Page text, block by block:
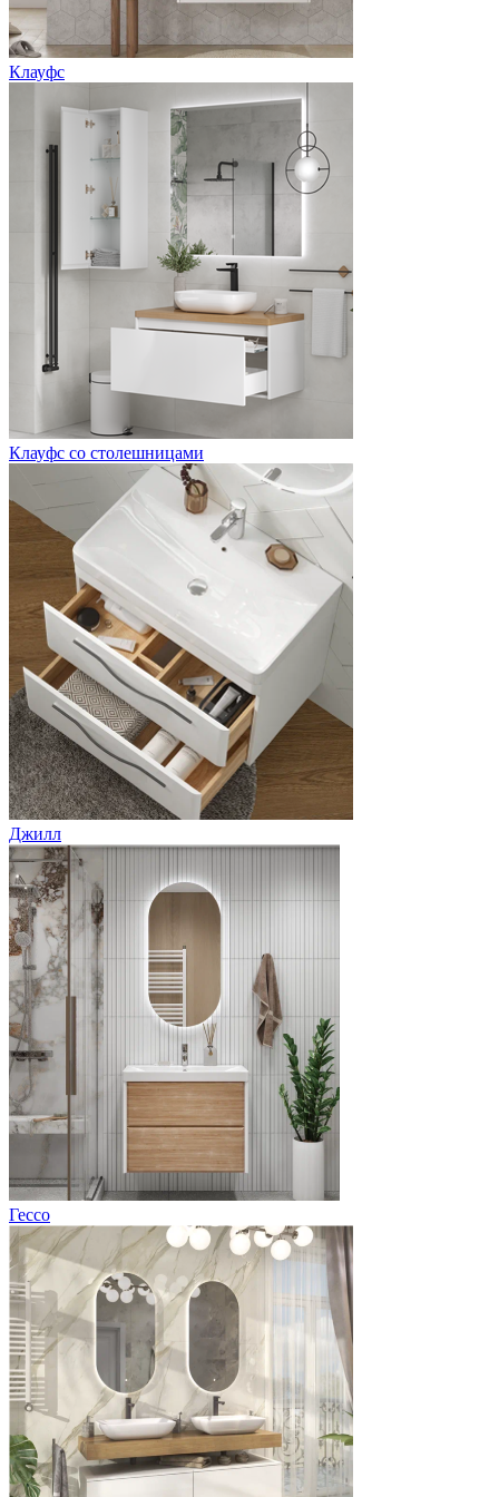
Клауфс
Клауфс со столешницами
Джилл
Гессо